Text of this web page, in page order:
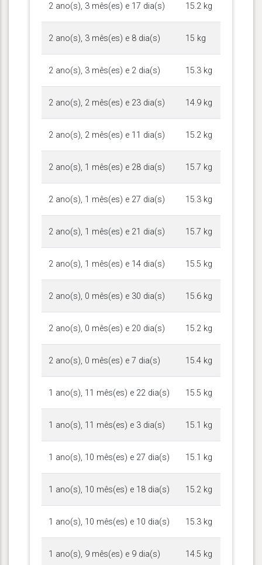
2 ano(s), 3 mês(es) e 17 dia(s) 15.2 kg
2 ano(s), 3 mês(es) e 8 dia(s) 15 kg
2 ano(s), 3 mês(es) e 2 dia(s) 15.3 kg
2 ano(s), 2 mês(es) e 23 dia(s) 14.9 kg
2 ano(s), 2 mês(es) e 11 dia(s) 15.2 kg
2 ano(s), 1 mês(es) e 28 dia(s) 15.7 kg
2 ano(s), 1 mês(es) e 27 dia(s) 15.3 kg
2 ano(s), 1 mês(es) e 21 dia(s) 15.7 kg
2 ano(s), 1 mês(es) e 14 dia(s) 15.5 kg
2 ano(s), 0 mês(es) e 30 dia(s) 15.6 kg
2 ano(s), 0 mês(es) e 20 dia(s) 15.2 kg
2 ano(s), 0 mês(es) e 7 dia(s) 15.4 kg
1 ano(s), 11 mês(es) e 22 dia(s) 15.5 kg
1 ano(s), 11 mês(es) e 3 dia(s) 15.1 kg
1 ano(s), 10 mês(es) e 27 dia(s) 15.1 kg
1 ano(s), 10 mês(es) e 18 dia(s) 15.2 kg
1 ano(s), 10 mês(es) e 10 dia(s) 15.3 kg
1 ano(s), 9 mês(es) e 9 dia(s) 14.5 kg